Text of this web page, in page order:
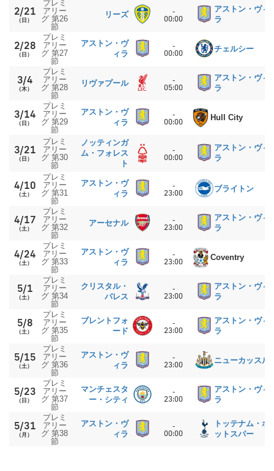
2/21
（日）
プレミ
アリー
グ 第26
節
リーズ
-
00:00
アストン・ヴィ
ラ
2/28
（日）
プレミ
アリー
グ 第27
節
アストン・ヴ
ィラ
-
00:00
チェルシー
3/4
（木）
プレミ
アリー
グ 第28
節
リヴァプール
-
05:00
アストン・ヴィ
ラ
3/14
（日）
プレミ
アリー
グ 第29
節
アストン・ヴ
ィラ
-
00:00
Hull City
3/21
（日）
プレミ
アリー
グ 第30
節
ノッティンガ
ム・フォレス
ト
-
00:00
アストン・ヴィ
ラ
4/10
（土）
プレミ
アリー
グ 第31
節
アストン・ヴ
ィラ
-
23:00
ブライトン
4/17
（土）
プレミ
アリー
グ 第32
節
アーセナル
-
23:00
アストン・ヴィ
ラ
4/24
（土）
プレミ
アリー
グ 第33
節
アストン・ヴ
ィラ
-
23:00
Coventry
5/1
（土）
プレミ
アリー
グ 第34
節
クリスタル・
パレス
-
23:00
アストン・ヴィ
ラ
5/8
（土）
プレミ
アリー
グ 第35
節
ブレントフォ
ード
-
23:00
アストン・ヴィ
ラ
5/15
（土）
プレミ
アリー
グ 第36
節
アストン・ヴ
ィラ
-
23:00
ニューカッスル
5/23
（日）
プレミ
アリー
グ 第37
節
マンチェスタ
ー・シティ
-
23:00
アストン・ヴィ
ラ
5/31
（月）
プレミ
アリー
グ 第38
節
アストン・ヴ
ィラ
-
00:00
トッテナム・ホ
ットスパー